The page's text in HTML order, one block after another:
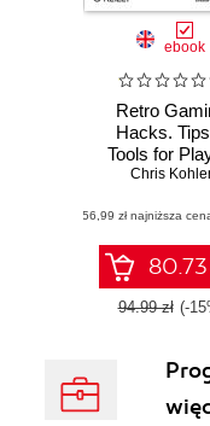
ebook
Retro
Hacks.
Tools for
the
Chris
(56,99 zł najniższa
80.73
94.99 zł (-